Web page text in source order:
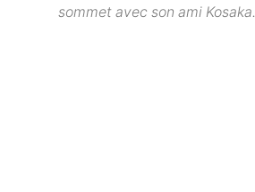
sommet avec son ami Kosaka.